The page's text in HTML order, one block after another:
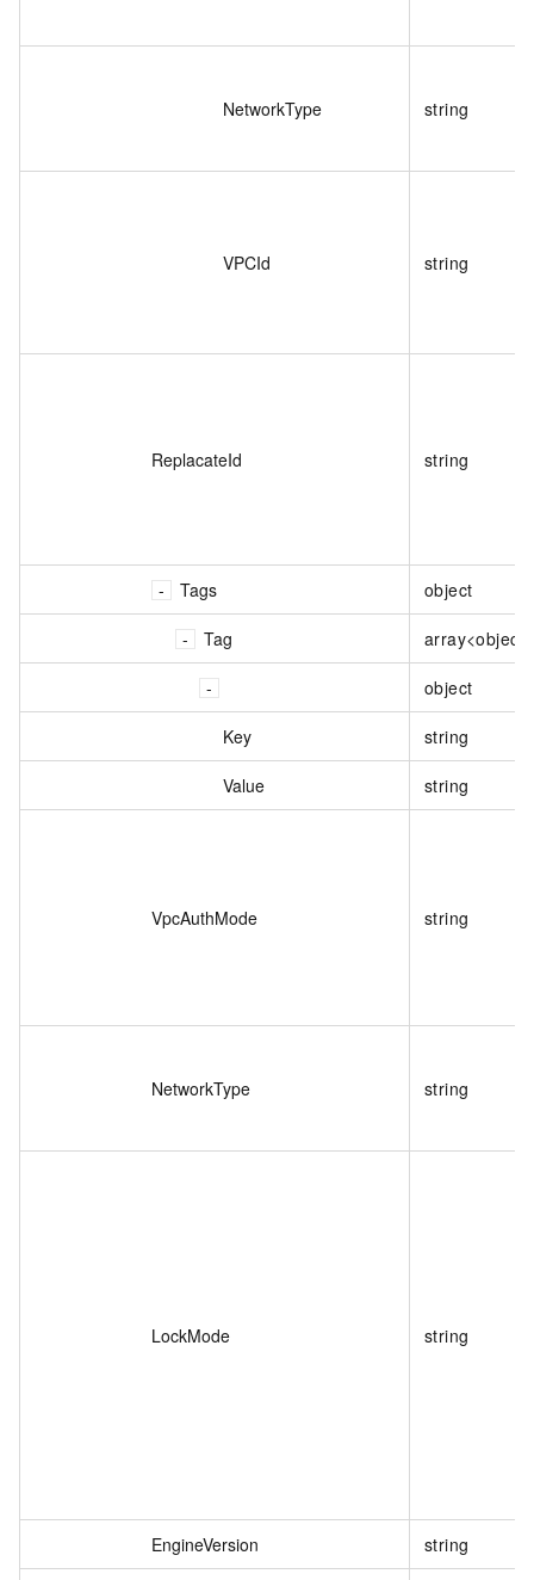
NetworkType string
VPCId string
ReplacateId string
Tags object
Tag array<object>
object
Key string
Value string
VpcAuthMode string
NetworkType string
LockMode string
EngineVersion string